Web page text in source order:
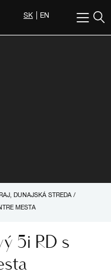
SK EN
DUNAJSKÁ STREDA /
MESTA
5i RD s